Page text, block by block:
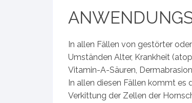
In allen Fällen von gestörter
Umständen Alter, Krankheit
Vitamin-A-Säuren,
In allen diesen Fällen kommt
Verkittung der Zellen der